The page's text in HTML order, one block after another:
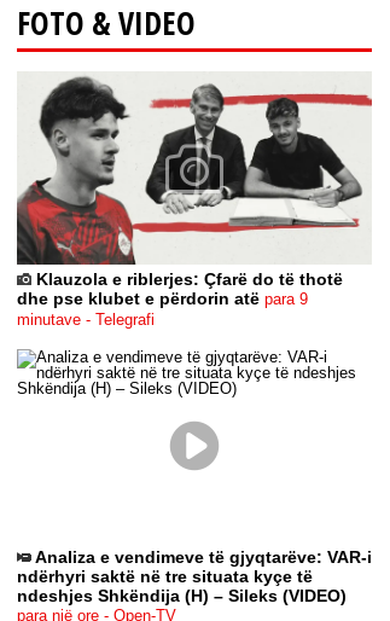
FOTO & VIDEO
Klauzola e riblerjes: Çfarë do të thotë
dhe pse klubet e përdorin atë para 9
minutave - Telegrafi
Analiza e vendimeve të gjyqtarëve: VAR-i
ndërhyri saktë në tre situata kyçe të
ndeshjes Shkëndija (H) – Sileks (VIDEO)
para një ore - Open-TV